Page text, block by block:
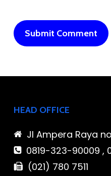
HEAD OFFICE
Jl Ampera Raya
0819-323-90009 ,
(021) 780 7511